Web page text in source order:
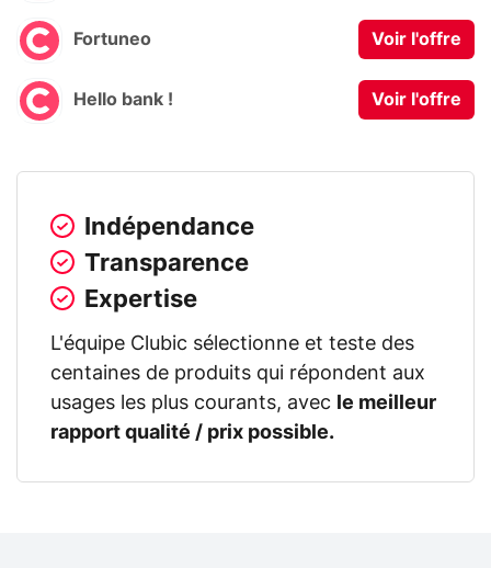
Fortuneo Voir l'offre
Hello bank ! Voir l'offre
Indépendance
Transparence
Expertise
L'équipe Clubic sélectionne et teste des
centaines de produits qui répondent aux
usages les plus courants, avec
le meilleur
rapport qualité / prix possible.